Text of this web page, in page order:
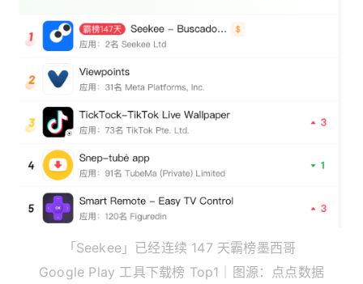
「Seekee」已经连续 147 天霸榜墨西哥
Google Play 工具下载榜 Top1｜图源：点点数据